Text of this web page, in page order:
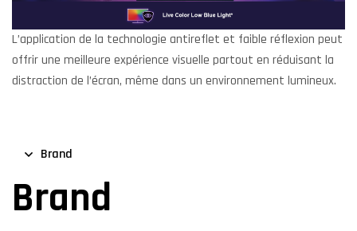
L’application de la technologie antireflet et faible réflexion peut
offrir une meilleure expérience visuelle partout en réduisant la
distraction de l’écran, même dans un environnement lumineux.
Brand
Brand